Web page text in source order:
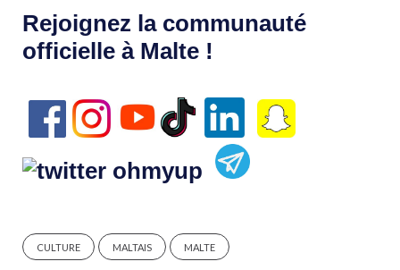
Rejoignez la communauté
officielle à Malte !
CULTURE MALTAIS MALTE